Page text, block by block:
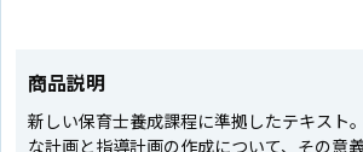
商品説明
新しい保育士養成課程に準拠したテキスト
な計画と指導計画の作成について、その意